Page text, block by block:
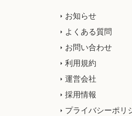
お知らせ
よくある質問
お問い合わせ
利用規約
運営会社
採用情報
プライバシーポリ